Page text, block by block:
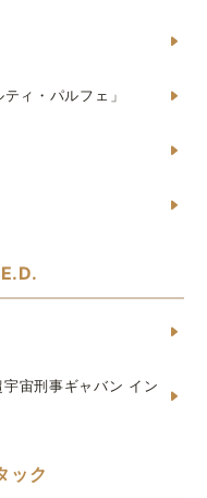
ィ・パルフェ」
宙刑事ギャバン イン
ック